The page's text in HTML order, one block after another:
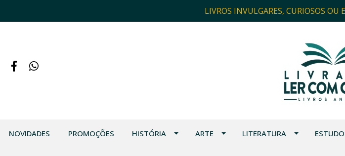
LIVROS INVULGARES, CURIOSOS OU
NOVIDADES PROMOÇÕES HISTÓRIA ARTE LITERATURA